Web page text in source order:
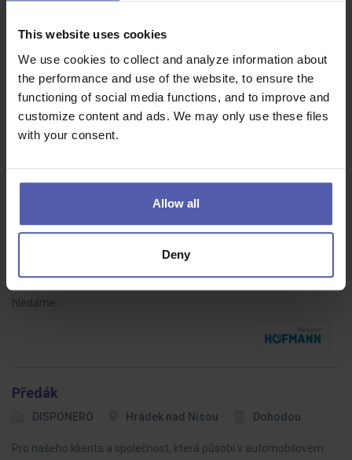
This website uses cookies
We use cookies to collect and analyze information about
the performance and use of the website, to ensure the
functioning of social media functions, and to improve and
customize content and ads. We may only use these files
with your consent.
Allow all
Deny
DISPONERO Liberec
Pro našeho zákazníka, který je globálním výrobcem a vývojovým
partnerem automobilových hliníkových a hořčíkových odlitků,
hledáme vhodné kandidáty na pozici Procesního kontrolora kvality.
být součástí stabilní firmy? Rád komunikuješ a máš zkušenosti v
hledáme…
Předák
DISPONERO Hrádek nad Nisou Dohodou
Pro našeho klienta a společnost, která působí v automobilovém